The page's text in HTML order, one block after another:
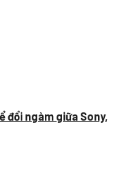
đổi ngàm giữa Sony,